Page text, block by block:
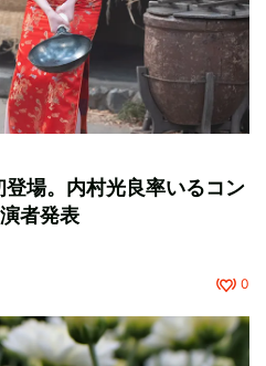
場。内村光良率いるコン
者発表
0